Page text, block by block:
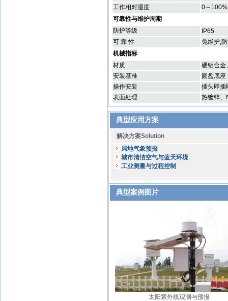
工作相对湿度
0～
可靠性与维护周期
防护等级
IP65
可 靠 性
免维护,
机械指标
材质
硬铝合金
安装基准
圆盘底
操作安装
插头即插
表面处理
热镀锌、
典型应用方案
解决方案Solution
局地气象预报
城市清洁空气与蓝天环境
工业测量与过程控制
典型案例图片
太阳紫外线观测与预报